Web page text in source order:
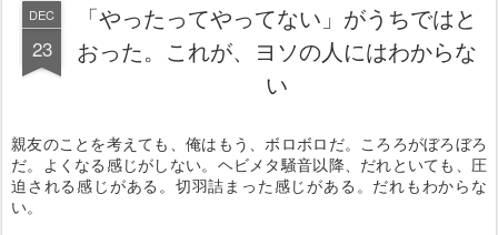
DEC
23
「やったってやってない」がうちではと
おった。これが、ヨソの人にはわからな
い
親友のことを考えても、俺はもう、ボロボロだ。ころろがぼろぼろ
だ。よくなる感じがしない。ヘビメタ騒音以降、だれといても、圧
迫される感じがある。切羽詰まった感じがある。だれもわからな
い。